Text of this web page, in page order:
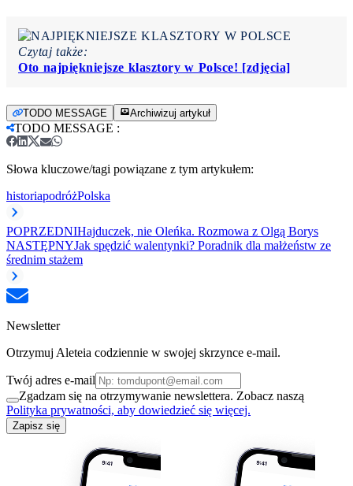
Czytaj także:
Oto najpiękniejsze klasztory w Polsce! [zdjęcia]
TODO MESSAGE Archiwizuj artykuł
TODO MESSAGE :
Słowa kluczowe/tagi powiązane z tym artykułem:
historiapodróżPolska
POPRZEDNIHajduczek, nie Oleńka. Rozmowa z Olgą Borys
NASTĘPNYJak spędzić walentynki? Poradnik dla małżeństw ze
średnim stażem
Newsletter
Otrzymuj Aleteia codziennie w swojej skrzynce e-mail.
Twój adres e-mail
Zgadzam się na otrzymywanie newslettera. Zobacz naszą
Polityka prywatności, aby dowiedzieć się więcej.
Zapisz się